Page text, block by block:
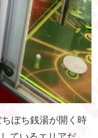
ぼち銭湯が開く時